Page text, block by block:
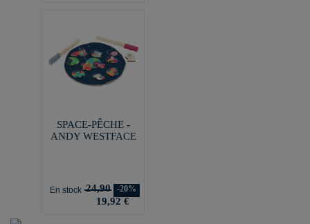
SPACE-PÊCHE -
ANDY WESTFACE
En stock 24,90 -20%
19,92 €